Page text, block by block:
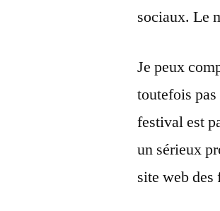
sociaux. Le
Je peux
toutefois
festival est
un sérieux
site web des